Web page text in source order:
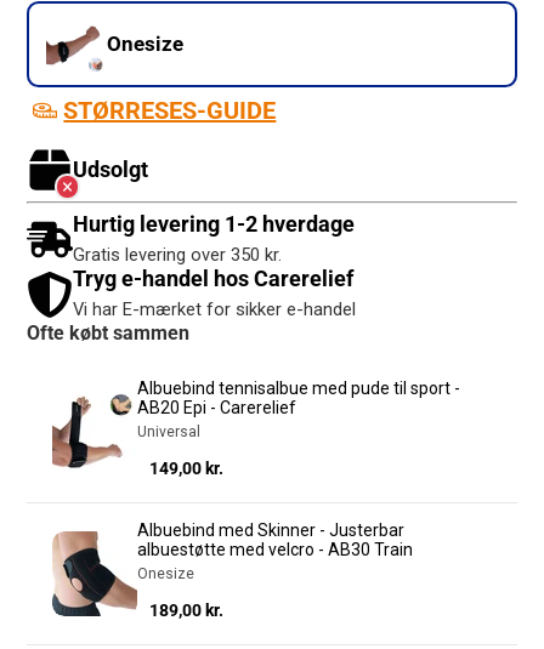
Onesize
STØRRESES-GUIDE
Udsolgt
Hurtig levering 1-2 hverdage
Gratis levering over 350 kr.
Tryg e-handel hos Carerelief
Vi har E-mærket for sikker e-handel
Ofte købt sammen
Albuebind tennisalbue med pude til sport -
AB20 Epi - Carerelief
Universal
Pris
149,00 kr.
Albuebind med Skinner - Justerbar
albuestøtte med velcro - AB30 Train
Onesize
Pris
189,00 kr.